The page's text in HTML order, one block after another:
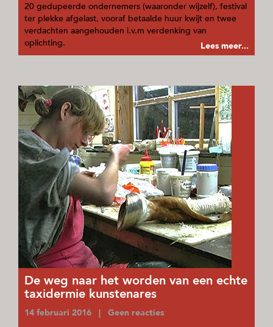
20 gedupeerde ondernemers (waaronder wijzelf), festival
ter plekke afgelast, vooraf betaalde huur kwijt en twee
verdachten aangehouden i.v.m verdenking van
oplichting.
Lees meer...
De weg naar het worden van een echte
taxidermie kunstenares
14 februari 2016 | Geen reacties